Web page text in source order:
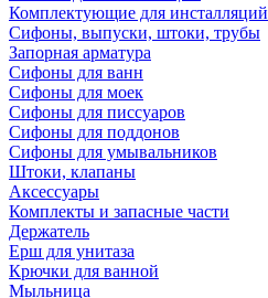
Комплектующие для инсталляций
Сифоны, выпуски, штоки, трубы
Запорная арматура
Сифоны для ванн
Сифоны для моек
Сифоны для писсуаров
Сифоны для поддонов
Сифоны для умывальников
Штоки, клапаны
Аксессуары
Комплекты и запасные части
Держатель
Ерш для унитаза
Крючки для ванной
Мыльница